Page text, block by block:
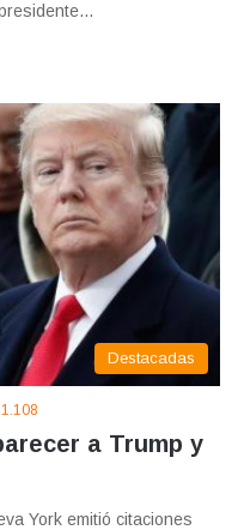
Destacadas
1.108
a Trump y
York emitió citaciones